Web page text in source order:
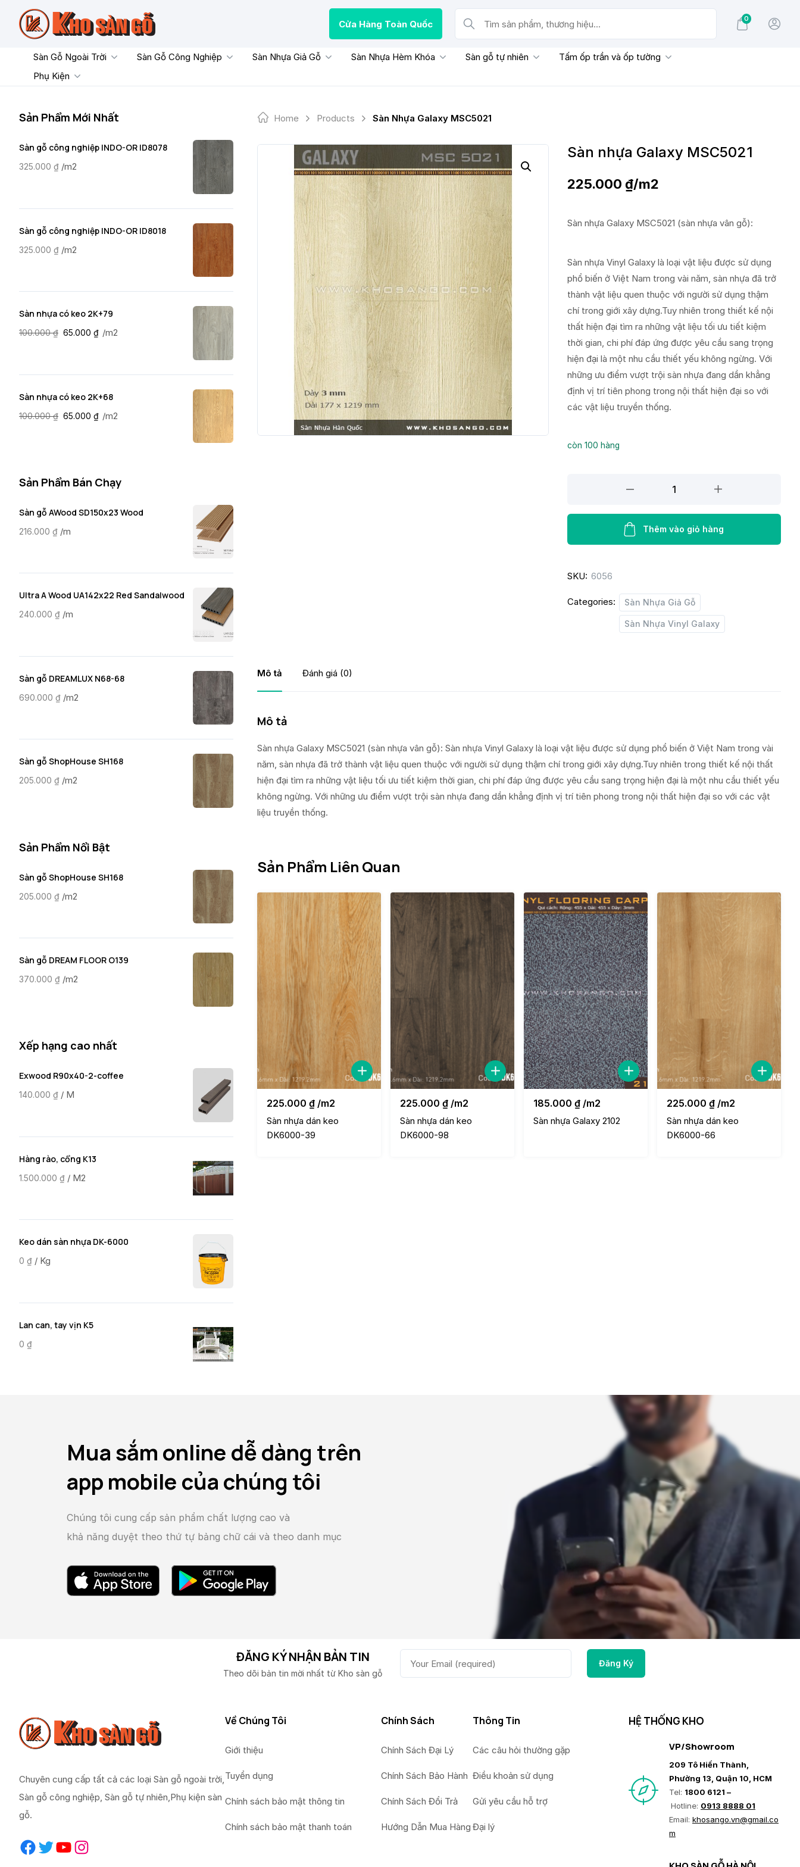
content
Cửa Hàng Toàn Quốc
Tìm sản phẩm, thương hiệu...
0
Sàn Gỗ Ngoài Trời Sàn Gỗ Công Nghiệp Sàn Nhựa Giả Gỗ Sàn Nhựa Hèm Khóa Sàn gỗ tự nhiên
Tấm ốp trần và ốp tường
Phụ Kiện
Home Products Sàn Nhựa Galaxy MSC5021
Sàn nhựa Galaxy MSC5021
225.000 ₫/m2
Sàn nhựa Galaxy MSC5021 (sàn nhựa vân gỗ):
Sàn nhựa Vinyl Galaxy là loại vật liệu được sử dụng
phổ biến ở Việt Nam trong vài năm, sàn nhựa đã trở
thành vật liệu quen thuộc với người sử dụng thậm
chí trong giới xây dựng.Tuy nhiên trong thiết kế nội
thất hiện đại tìm ra những vật liệu tối ưu tiết kiệm
thời gian, chi phí đáp ứng được yêu cầu sang trọng
hiện đại là một nhu cầu thiết yếu không ngừng. Với
những ưu điểm vượt trội sàn nhựa đang dần khẳng
định vị trí tiên phong trong nội thất hiện đại so với
các vật liệu truyền thống.
còn 100 hàng
Galaxy
quantity
Thêm vào giỏ hàng
SKU: 6056
Categories: Sàn Nhựa Giả Gỗ
Sàn Nhựa Vinyl Galaxy
Mô tả Đánh giá (0)
Mô tả
Sàn nhựa Galaxy MSC5021 (sàn nhựa vân gỗ): Sàn nhựa Vinyl Galaxy là loại vật liệu được sử dụng phổ biến ở Việt Nam trong vài
năm, sàn nhựa đã trở thành vật liệu quen thuộc với người sử dụng thậm chí trong giới xây dựng.Tuy nhiên trong thiết kế nội thất
hiện đại tìm ra những vật liệu tối ưu tiết kiệm thời gian, chi phí đáp ứng được yêu cầu sang trọng hiện đại là một nhu cầu thiết yếu
không ngừng. Với những ưu điểm vượt trội sàn nhựa đang dần khẳng định vị trí tiên phong trong nội thất hiện đại so với các vật
liệu truyền thống.
Sản Phẩm Liên Quan
225.000 ₫ /m2
Sàn nhựa dán keo
DK6000-39
225.000 ₫ /m2
Sàn nhựa dán keo
DK6000-98
185.000 ₫ /m2
Sàn nhựa Galaxy 2102
225.000 ₫ /m2
Sàn nhựa dán keo
DK6000-66
Sản Phẩm Mới Nhất
Sàn gỗ công nghiệp INDO-OR ID8078
325.000 ₫ /m2
Sàn gỗ công nghiệp INDO-OR ID8018
325.000 ₫ /m2
Sàn nhựa có keo 2K+79
100.000₫ 65.000 ₫ /m2
Sàn nhựa có keo 2K+68
100.000₫ 65.000 ₫ /m2
Sản Phẩm Bán Chạy
Sàn gỗ AWood SD150x23 Wood
216.000 ₫ /m
Ultra A Wood UA142x22 Red Sandalwood
240.000 ₫ /m
Sàn gỗ DREAMLUX N68-68
690.000 ₫ /m2
Sàn gỗ ShopHouse SH168
205.000 ₫ /m2
Sản Phẩm Nổi Bật
Sàn gỗ ShopHouse SH168
205.000 ₫ /m2
Sàn gỗ DREAM FLOOR O139
370.000 ₫ /m2
Xếp hạng cao nhất
Exwood R90x40-2-coffee
140.000 ₫ / M
Hàng rào, cổng K13
1.500.000 ₫ / M2
Keo dán sàn nhựa DK-6000
0 ₫ / Kg
Lan can, tay vịn K5
0 ₫
Mua sắm online dễ dàng trên
app mobile của chúng tôi
Chúng tôi cung cấp sản phẩm chất lượng cao và
khả năng duyệt theo thứ tự bảng chữ cái và theo danh mục
ĐĂNG KÝ NHẬN BẢN TIN
Theo dõi bản tin mời nhất từ Kho sàn gỗ
Chuyên cung cấp tất cả các loại Sàn gỗ ngoài trời,
Sàn gỗ công nghiệp, Sàn gỗ tự nhiên,Phụ kiện sàn
gỗ.
Facebook Twitter YouTube Instagram
Về Chúng Tôi
Giới thiệu
Tuyển dụng
Chính sách bảo mật thông tin
Chính sách bảo mật thanh toán
Chính Sách
Chính Sách Đại Lý
Chính Sách Bảo Hành
Chính Sách Đổi Trả
Hướng Dẫn Mua Hàng
Thông Tin
Các câu hỏi thường gặp
Điều khoản sử dụng
Gửi yêu cầu hỗ trợ
Đại lý
HỆ THỐNG KHO
VP/Showroom
209 Tô Hiến Thành,
Phường 13, Quận 10, HCM
Tel: 1800 6121 –
Hotline: 0913 8888 01
Email: khosango.vn@gmail.co
m